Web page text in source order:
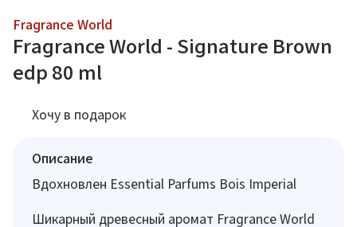
Fragrance World
Fragrance World - Signature Brown
edp 80 ml
Хочу в подарок
Описание
Вдохновлен Essential Parfums Bois Imperial
Шикарный древесный аромат Fragrance World